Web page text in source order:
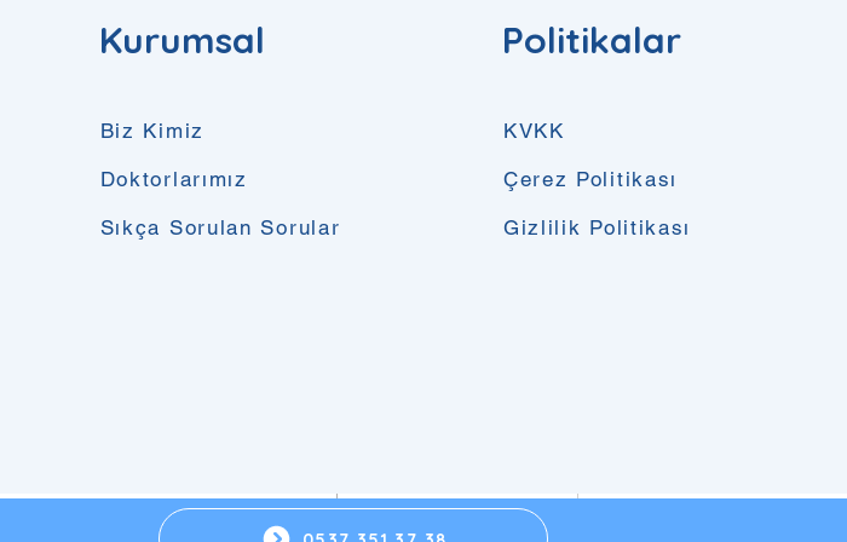
Kurumsal
Biz Kimiz
Doktorlarımız
Sıkça Sorulan Sorular
Politikalar
KVKK
Çerez Politikası
Gizlilik Politikası